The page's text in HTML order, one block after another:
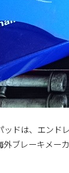
ドは、エンド
外ブレーキメー